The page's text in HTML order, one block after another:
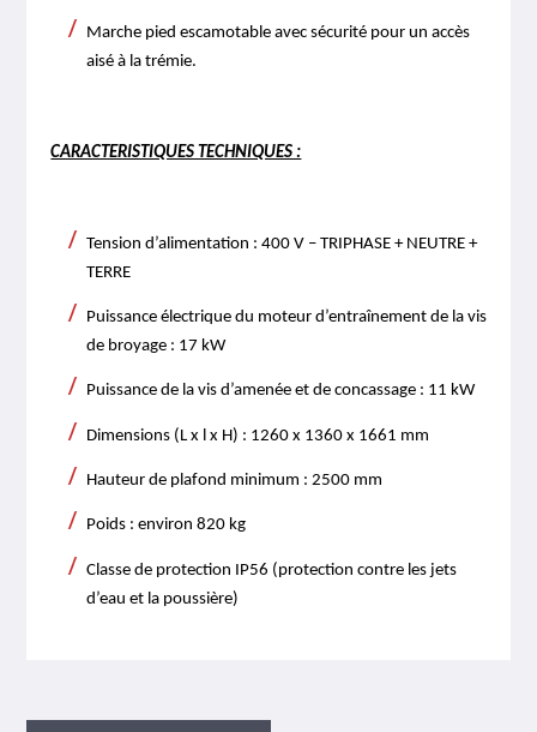
Marche pied escamotable avec sécurité pour un accès
aisé à la trémie.
CARACTERISTIQUES TECHNIQUES :
Tension d’alimentation : 400 V – TRIPHASE + NEUTRE +
TERRE
Puissance électrique du moteur d’entraînement de la vis
de broyage : 17 kW
Puissance de la vis d’amenée et de concassage : 11 kW
Dimensions (L x l x H) : 1260 x 1360 x 1661 mm
Hauteur de plafond minimum : 2500 mm
Poids : environ 820 kg
Classe de protection IP56 (protection contre les jets
d’eau et la poussière)